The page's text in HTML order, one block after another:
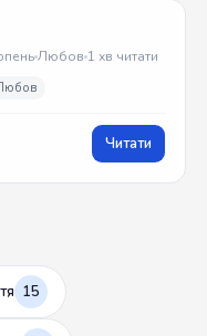
Любов 1 хв читати
Читати
15